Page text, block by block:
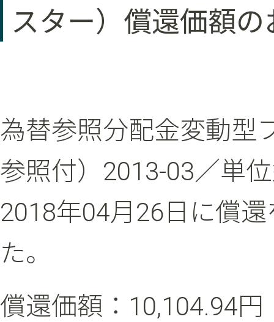
スター）償還価額の
為替参照分配金変動型
参照付）2013-03／単
2018年04月26日に償
た。
償還価額：10,104.94円